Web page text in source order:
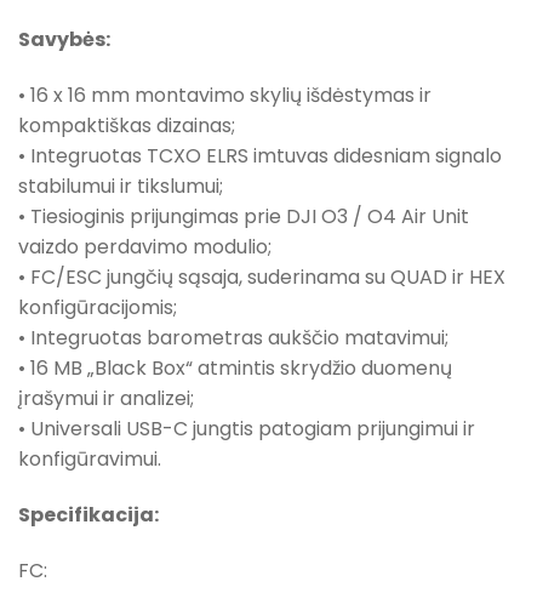
Savybės:
• 16 x 16 mm montavimo skylių išdėstymas ir
kompaktiškas dizainas;
• Integruotas TCXO ELRS imtuvas didesniam signalo
stabilumui ir tikslumui;
• Tiesioginis prijungimas prie DJI O3 / O4 Air Unit
vaizdo perdavimo modulio;
• FC/ESC jungčių sąsaja, suderinama su QUAD ir HEX
konfigūracijomis;
• Integruotas barometras aukščio matavimui;
• 16 MB „Black Box“ atmintis skrydžio duomenų
įrašymui ir analizei;
• Universali USB-C jungtis patogiam prijungimui ir
konfigūravimui.
Specifikacija:
FC: